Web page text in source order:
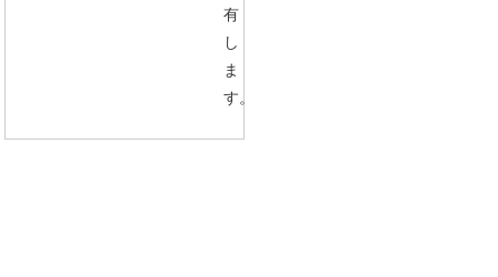
有
し
ま
す。